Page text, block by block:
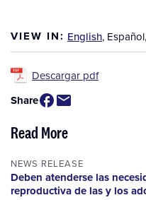
VIEW IN: English, Español,
Descargar pdf
Share
Read More
NEWS RELEASE
Deben atenderse las
reproductiva de las y los